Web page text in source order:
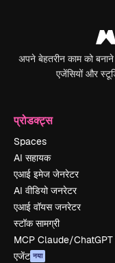
अपने बेहतरीन काम को बनाने
एजेंसियों और
प्रोडक्ट्स
Spaces
AI सहायक
एआई इमेज जेनरेटर
AI वीडियो जनरेटर
एआई वॉयस जनरेटर
स्टॉक सामग्री
MCP Claude/ChatGPT
एजेंट नया